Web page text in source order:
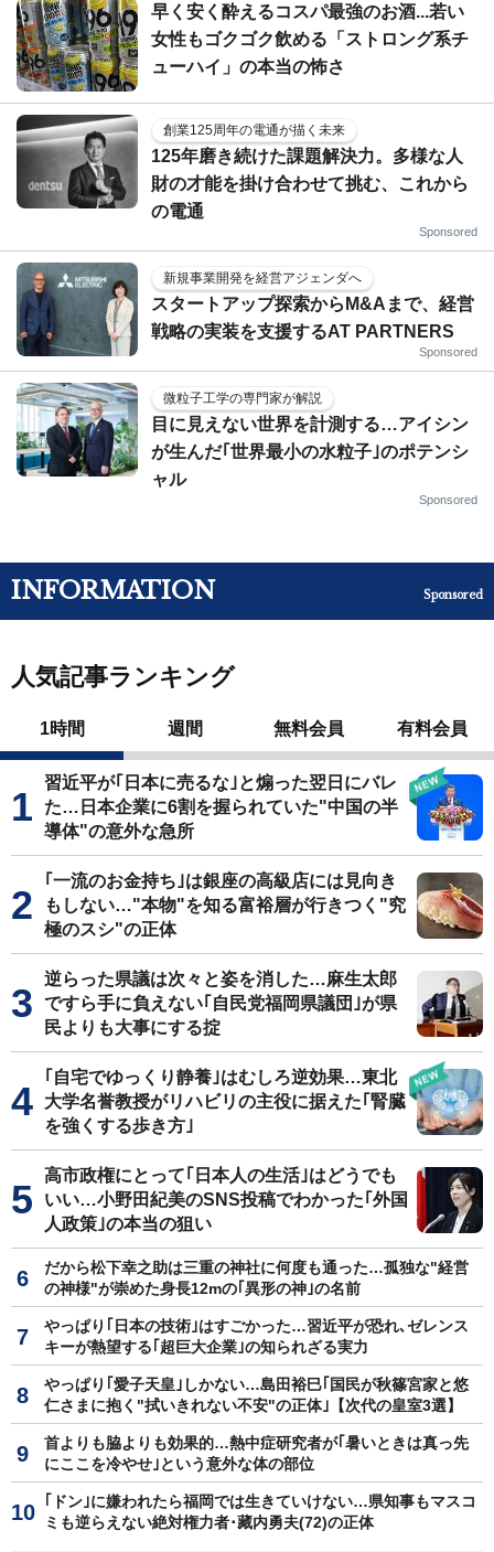
早く安く酔えるコスパ最強のお酒...若い
女性もゴクゴク飲める「ストロング系チ
ューハイ」の本当の怖さ
創業125周年の電通が描く未来
125年磨き続けた課題解決力。多様な人
財の才能を掛け合わせて挑む、これから
の電通
Sponsored
新規事業開発を経営アジェンダへ
スタートアップ探索からM&Aまで、経営
戦略の実装を支援するAT PARTNERS
Sponsored
微粒子工学の専門家が解説
目に見えない世界を計測する…アイシン
が生んだ｢世界最小の水粒子｣のポテンシ
ャル
Sponsored
INFORMATION Sponsored
人気記事ランキング
1時間 週間 無料会員 有料会員
習近平が｢日本に売るな｣と煽った翌日にバレ
た…日本企業に6割を握られていた"中国の半
導体"の意外な急所
｢一流のお金持ち｣は銀座の高級店には見向き
もしない…"本物"を知る富裕層が行きつく"究
極のスシ"の正体
逆らった県議は次々と姿を消した…麻生太郎
ですら手に負えない｢自民党福岡県議団｣が県
民よりも大事にする掟
｢自宅でゆっくり静養｣はむしろ逆効果…東北
大学名誉教授がリハビリの主役に据えた｢腎臓
を強くする歩き方｣
高市政権にとって｢日本人の生活｣はどうでも
いい…小野田紀美のSNS投稿でわかった｢外国
人政策｣の本当の狙い
だから松下幸之助は三重の神社に何度も通った…孤独な"経営
の神様"が崇めた身長12mの｢異形の神｣の名前
やっぱり｢日本の技術｣はすごかった…習近平が恐れ､ゼレンス
キーが熱望する｢超巨大企業｣の知られざる実力
やっぱり｢愛子天皇｣しかない…島田裕巳｢国民が秋篠宮家と悠
仁さまに抱く"拭いきれない不安"の正体｣【次代の皇室3選】
首よりも脇よりも効果的…熱中症研究者が｢暑いときは真っ先
にここを冷やせ｣という意外な体の部位
｢ドン｣に嫌われたら福岡では生きていけない…県知事もマスコ
ミも逆らえない絶対権力者･藏内勇夫(72)の正体